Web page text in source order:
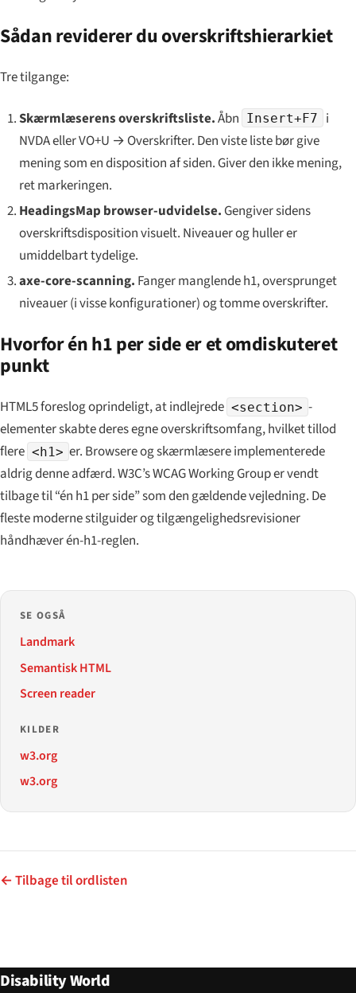
Sådan reviderer du overskriftshierarkiet
Tre tilgange:
Skærmlæserens overskriftsliste.Åbn Insert+F7
i
NVDA eller VO+U → Overskrifter. Den viste liste bør give
mening som en disposition af siden. Giver den ikke mening,
ret markeringen.
HeadingsMap browser-udvidelse. Gengiver sidens
overskriftsdisposition visuelt. Niveauer og huller er
umiddelbart tydelige.
axe-core-scanning. Fanger manglende h1, oversprunget
niveauer (i visse konfigurationer) og tomme overskrifter.
Hvorfor én h1 per side er et omdiskuteret
punkt
HTML5 foreslog oprindeligt, at indlejrede <section> -
elementer skabte deres egne overskriftsomfang, hvilket tillod
flere <h1> er. Browsere og skærmlæsere implementerede
aldrig denne adfærd. W3C’s WCAG Working Group er vendt
tilbage til “én h1 per side” som den gældende vejledning. De
fleste moderne stilguider og tilgængelighedsrevisioner
håndhæver én-h1-reglen.
SE OGSÅ
Landmark
Semantisk HTML
Screen reader
KILDER
w3.org
w3.org
← Tilbage til ordlisten
Disability World